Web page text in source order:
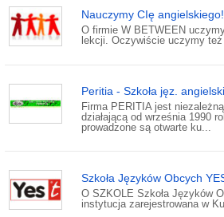
Nauczymy CIę
O firmie W BETWEEN
lekcji. Oczywiście uczymy
Peritia - Szkoła jęz.
Firma PERITIA jest
działającą od września 1990
prowadzone są otwarte ku...
Szkoła Języków Obcych
O SZKOLE Szkoła Języków
instytucja zarejestrowana w